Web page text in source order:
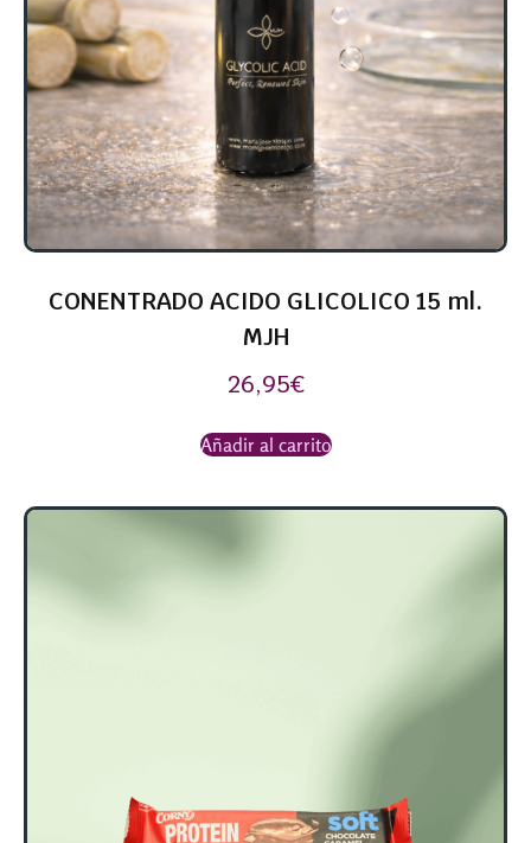
CONENTRADO ACIDO GLICOLICO 15 ml.
MJH
26,95€
Añadir al carrito